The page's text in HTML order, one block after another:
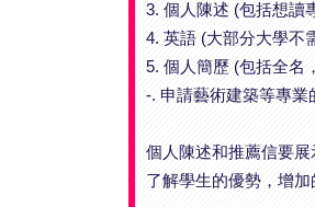
3. 個人陳述 (包括想讀
4. 英語 (大部分大學不
5. 個人簡歷 (包括全名
-. 申請藝術建築等專業
個人陳述和推薦信要
了解學生的優勢，增